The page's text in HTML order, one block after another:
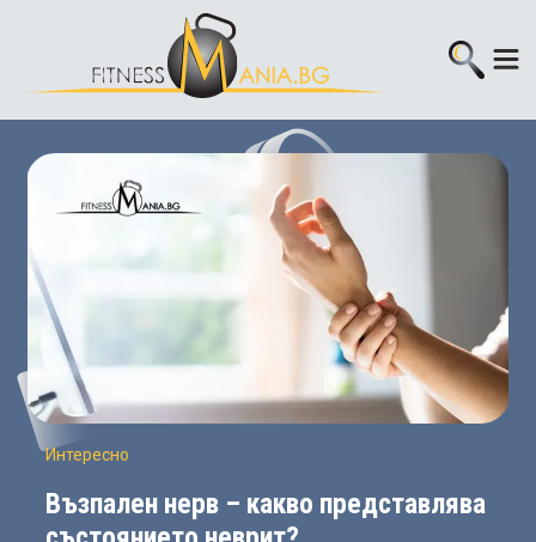
Интересно
Възпален нерв – какво представлява